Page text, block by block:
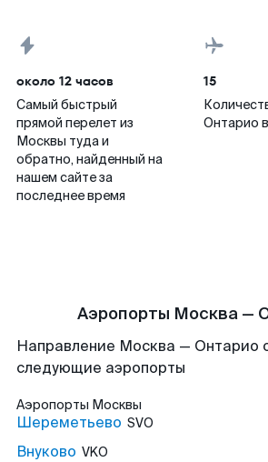
около 12 часов
Самый быстрый
прямой перелет из
Москвы туда и
обратно, найденный на
нашем сайте за
последнее время
15
Онтарио
Аэропорты Москва —
Направление Москва — Онтарио
следующие аэропорты
Аэропорты Москвы
Шереметьево SVO
Внуково VKO